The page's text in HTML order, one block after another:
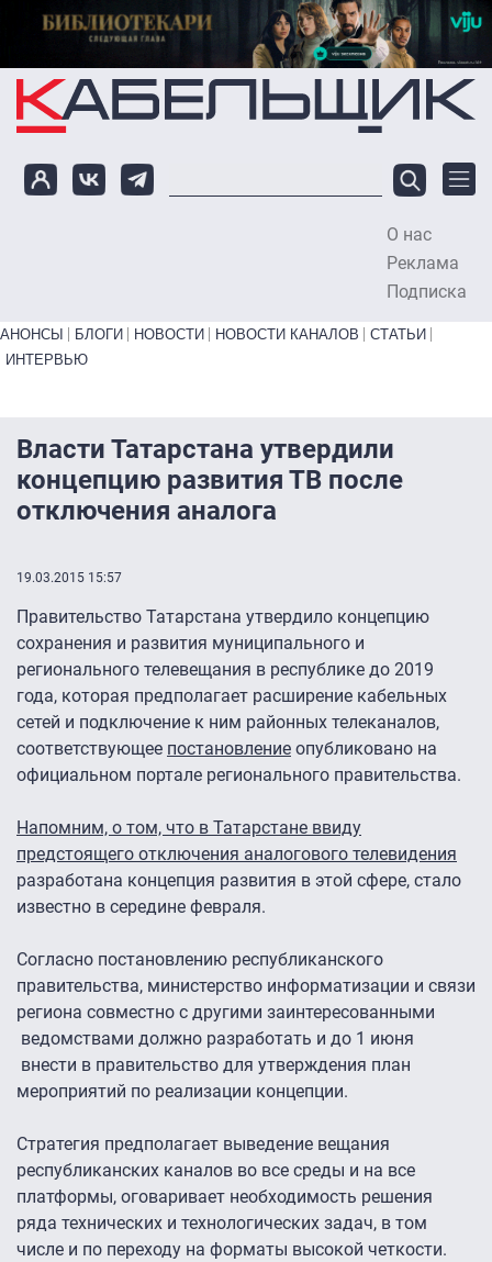
Перейти к основному содержанию
О нас
Реклама
Подписка
Primary links bottom
АНОНСЫ БЛОГИ НОВОСТИ НОВОСТИ КАНАЛОВ
СТАТЬИ
ИНТЕРВЬЮ
Власти Татарстана утвердили
концепцию развития ТВ после
отключения аналога
19.03.2015 15:57
Правительство Татарстана утвердило концепцию
сохранения и развития муниципального и
регионального телевещания в республике до 2019
года, которая предполагает расширение кабельных
сетей и подключение к ним районных телеканалов,
соответствующее постановление опубликовано на
официальном портале регионального правительства.
Напомним, о том, что в Татарстане ввиду
предстоящего отключения аналогового телевидения
разработана концепция развития в этой сфере, стало
известно в середине февраля.
Согласно постановлению республиканского
правительства, министерство информатизации и связи
региона совместно с другими заинтересованными
ведомствами должно разработать и до 1 июня
внести в правительство для утверждения план
мероприятий по реализации концепции.
Стратегия предполагает выведение вещания
республиканских каналов во все среды и на все
платформы, оговаривает необходимость решения
ряда технических и технологических задач, в том
числе и по переходу на форматы высокой четкости.